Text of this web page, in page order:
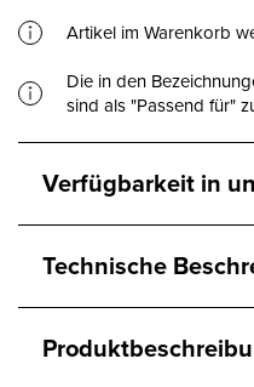
Artikel im Warenkorb
Die in den
sind als "Passend für"
Verfügbarkeit in
Technische